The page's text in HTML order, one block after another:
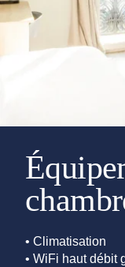
• Climatisation
• WiFi haut débit